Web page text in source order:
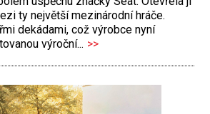
ty největší mezinárodní hráče.
dekádami, což výrobce nyní
výroční... >>